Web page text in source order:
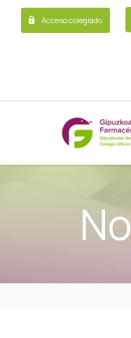
Acceso colegiado